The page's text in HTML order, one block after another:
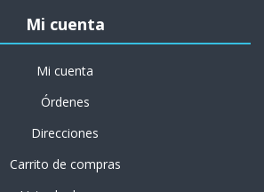
Mi cuenta
Mi cuenta
Órdenes
Direcciones
Carrito de compras